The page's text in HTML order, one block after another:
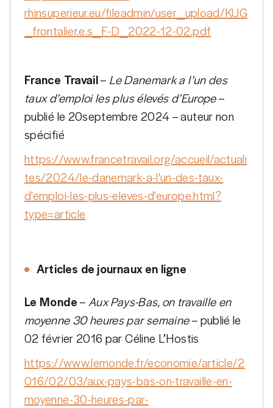
rhinsuperieur.eu/fileadmin/user_upload/KUG
_frontalier.e.s_F-D_2022-12-02.pdf
France Travail– Le Danemark a l’un des
taux d’emploi les plus élevés d’Europe–
publié le 20septembre 2024 – auteur non
spécifié
https://www.francetravail.org/accueil/actuali
tes/2024/le-danemark-a-l'un-des-taux-
d'emploi-les-plus-eleves-d'europe.html?
type=article
Articles de journaux en ligne
Le Monde–Aux Pays-Bas, on travaille en
moyenne 30 heures par semaine– publié le
02 février 2016 par Céline L’Hostis
https://www.lemonde.fr/economie/article/2
016/02/03/aux-pays-bas-on-travaille-en-
moyenne-30-heures-par-